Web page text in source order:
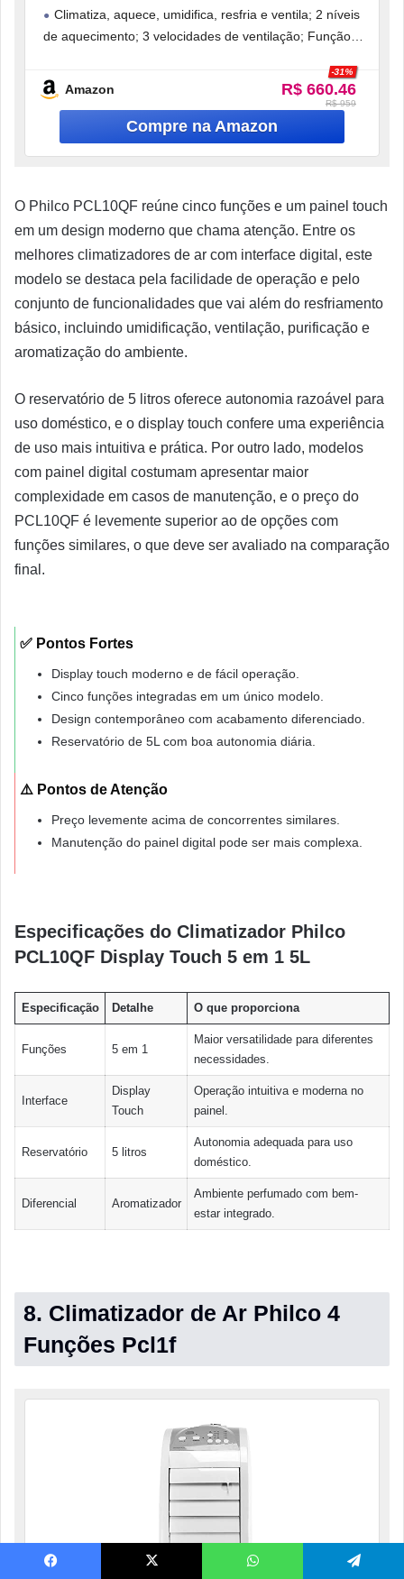
Climatiza, aquece, umidifica, resfria e ventila; 2 níveis
de aquecimento; 3 velocidades de ventilação; Função
Amazon R$ 660.46
-31%
R$ 959
O Philco PCL10QF reúne cinco funções e um painel touch
em um design moderno que chama atenção. Entre os
melhores climatizadores de ar com interface digital, este
modelo se destaca pela facilidade de operação e pelo
conjunto de funcionalidades que vai além do resfriamento
básico, incluindo umidificação, ventilação, purificação e
aromatização do ambiente.
O reservatório de 5 litros oferece autonomia razoável para
uso doméstico, e o display touch confere uma experiência
de uso mais intuitiva e prática. Por outro lado, modelos
com painel digital costumam apresentar maior
complexidade em casos de manutenção, e o preço do
PCL10QF é levemente superior ao de opções com
funções similares, o que deve ser avaliado na comparação
final.
✅ Pontos Fortes
Display touch moderno e de fácil operação.
Cinco funções integradas em um único modelo.
Design contemporâneo com acabamento diferenciado.
Reservatório de 5L com boa autonomia diária.
⚠️ Pontos de Atenção
Preço levemente acima de concorrentes similares.
Manutenção do painel digital pode ser mais complexa.
Especificações do Climatizador Philco
PCL10QF Display Touch 5 em 1 5L
Especificação Detalhe O que proporciona
Funções 5 em 1
Maior versatilidade para diferentes
necessidades.
Interface
Display
Touch
Operação intuitiva e moderna no
painel.
Reservatório 5 litros
Autonomia adequada para uso
doméstico.
Diferencial Aromatizador
Ambiente perfumado com bem-
estar integrado.
8. Climatizador de Ar Philco 4
Funções Pcl1f